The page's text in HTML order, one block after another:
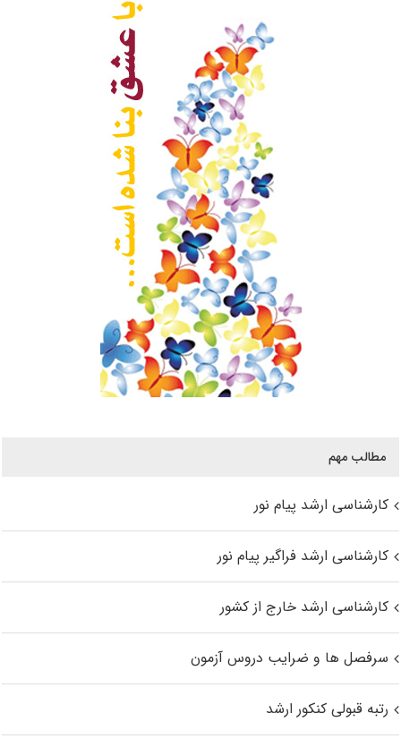
مطالب مهم
کارشناسی ارشد پیام نور
کارشناسی ارشد فراگیر پیام نور
کارشناسی ارشد خارج از کشور
سرفصل ها و ضرایب دروس آزمون
رتبه قبولی کنکور ارشد